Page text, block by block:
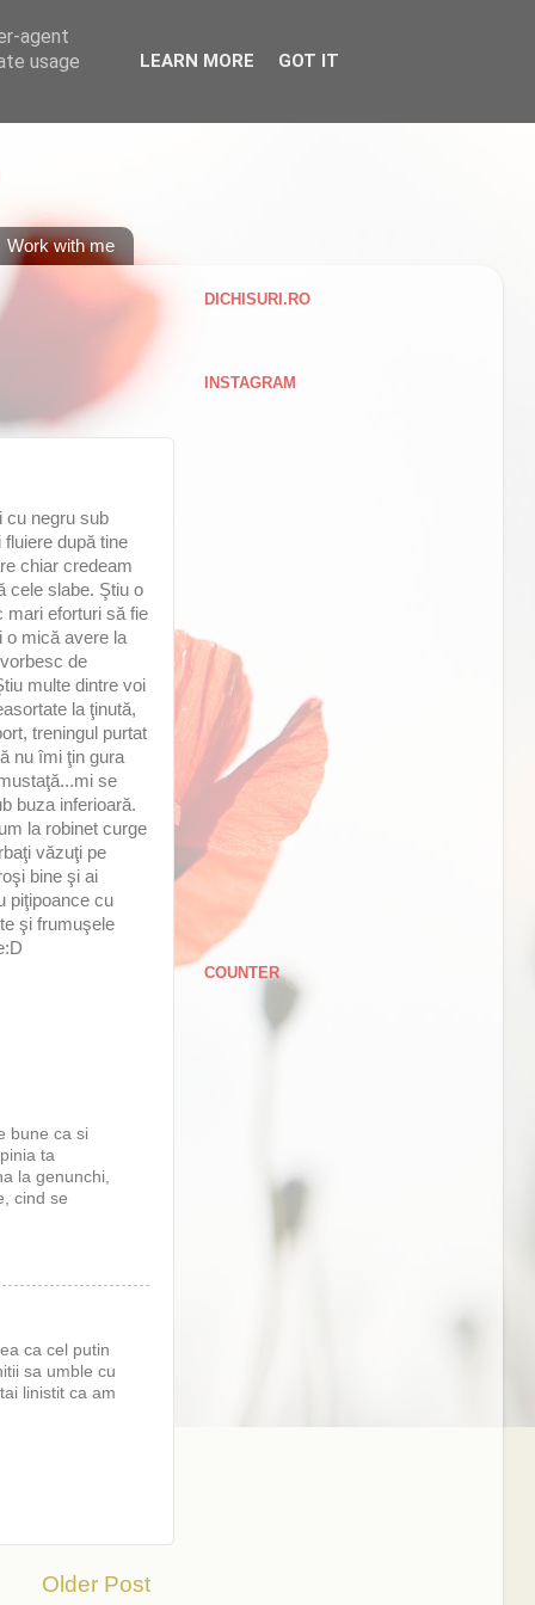
Work with me
cu negru sub
după tine
chiar credeam
cele slabe. Ştiu o
mari eforturi să fie
o mică avere la
de
multe dintre voi
la ţinută,
treningul purtat
nu îmi ţin gura
se
buza inferioară.
la robinet curge
văzuţi pe
bine şi ai
piţipoance cu
şi frumuşele
bune ca si
ta
la genunchi,
cind se
ca cel putin
sa umble cu
linistit ca am
Older Post
DICHISURI.RO
INSTAGRAM
COUNTER
agent
usage
LEARN MORE GOT IT